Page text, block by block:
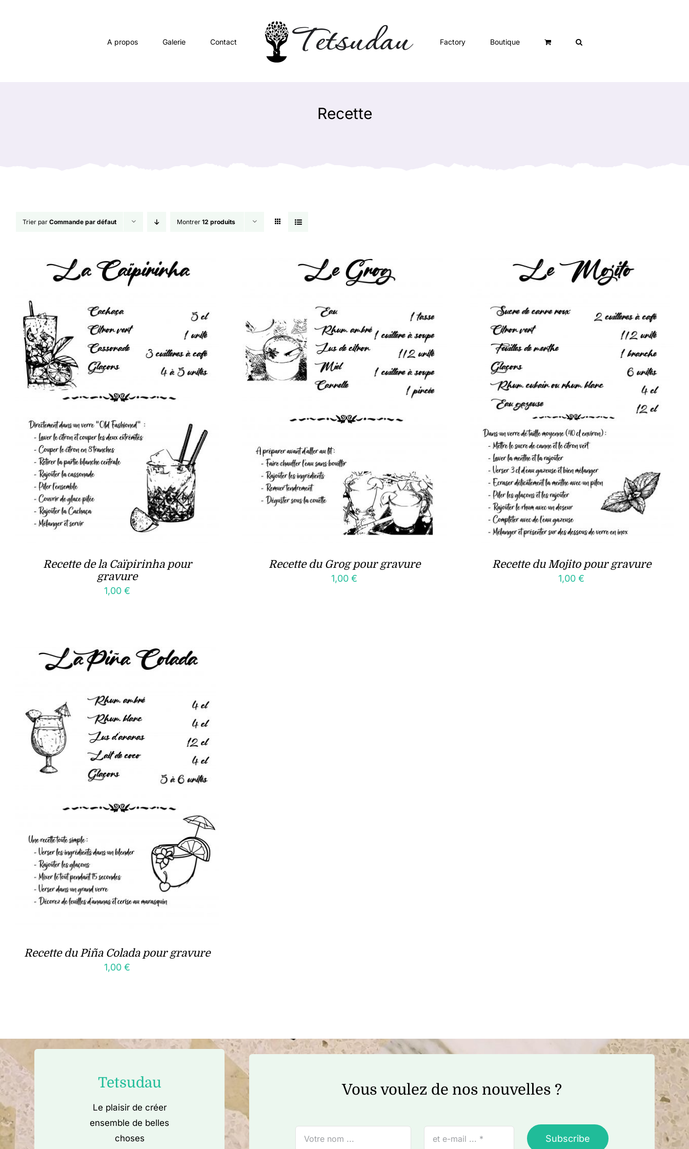
A propos Galerie Contact Factory Boutique
Recette
Trier par Commande par défaut Montrer 12 produits
Recette de la Caïpirinha pour
gravure
1,00€
Recette du Grog pour gravure
1,00€
Recette du Mojito pour gravure
1,00€
Recette du Piña Colada pour gravure
1,00€
Tetsudau
Le plaisir de créer
ensemble de belles
choses
Vous voulez de nos nouvelles ?
Subscribe